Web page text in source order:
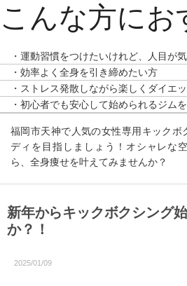
こんな方にお
・運動習慣をつけたいけれど、人目が
・効率よく全身を引き締めたい方
・ストレス発散しながら楽しくダイエ
・初心者でも安心して始められるジム
福岡市天神で人気の女性専用キックボ
ディを目指しましょう！オシャレな
ら、全身痩せを叶えてみませんか？
新年からキックボクシング
か？！
2025/01/09